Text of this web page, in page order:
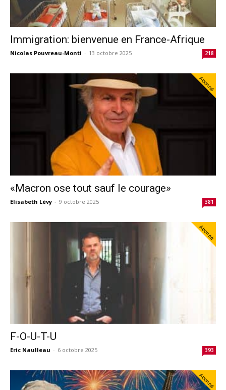
Immigration: bienvenue en France-Afrique
Nicolas Pouvreau-Monti - 13 octobre 2025 218
Abonné
«Macron ose tout sauf le courage»
Elisabeth Lévy - 9 octobre 2025 381
Abonné
F-O-U-T-U
Eric Naulleau - 6 octobre 2025 393
Abonné